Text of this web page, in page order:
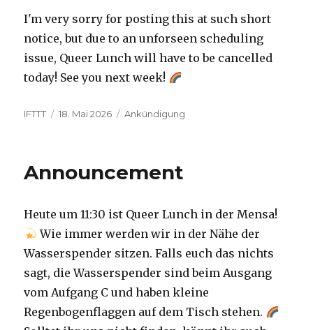
I'm very sorry for posting this at such short
notice, but due to an unforseen scheduling
issue, Queer Lunch will have to be cancelled
today! See you next week!
Autor
IFTTT
Veröffentlicht
18. Mai 2026 Kategorien
Ankündigung
Announcement
Heute um 11:30 ist Queer Lunch in der Mensa!
Wie immer werden wir in der Nähe der
Wasserspender sitzen. Falls euch das nichts
sagt, die Wasserspender sind beim Ausgang
vom Aufgang C und haben kleine
Regenbogenflaggen auf dem Tisch stehen.